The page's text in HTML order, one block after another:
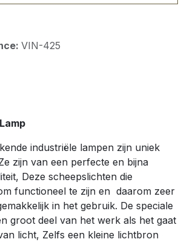
VIN-425
industriële lampen zijn uniek
zijn van een perfecte en bijna
Deze scheepslichten die
functioneel te zijn en daarom zeer
in het gebruik. De speciale
groot deel van het werk als het gaat
licht, Zelfs een kleine lichtbron